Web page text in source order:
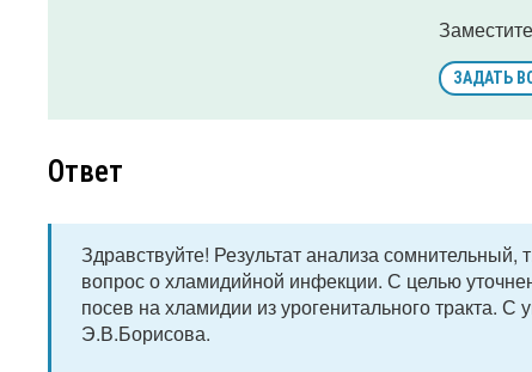
ЗАДАТЬ
Ответ
Здравствуйте! Результат анализа сомнительный,
вопрос о хламидийной инфекции. С целью
посев на хламидии из урогенитального тракта.
Э.В.Борисова.